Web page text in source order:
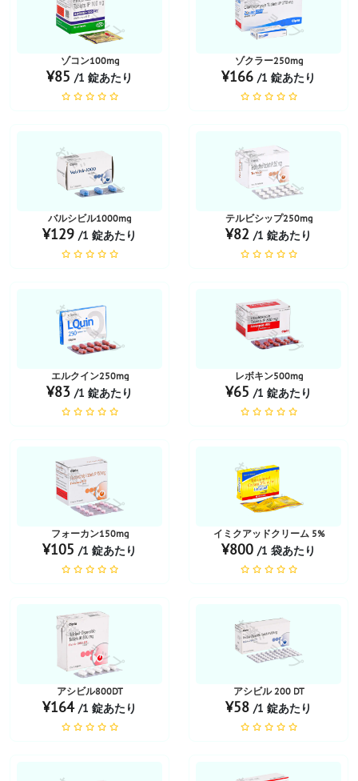
お薬ショップ
ゾコン100mg
¥85 /1 錠あたり
お薬ショップ
ゾクラー250mg
¥166 /1 錠あたり
お薬ショップ
バルシビル1000mg
¥129 /1 錠あたり
お薬ショップ
テルビシップ250mg
¥82 /1 錠あたり
お薬ショップ
エルクイン250mg
¥83 /1 錠あたり
お薬ショップ
レボキン500mg
¥65 /1 錠あたり
お薬ショップ
フォーカン150mg
¥105 /1 錠あたり
お薬ショップ
イミクアッドクリーム 5%
¥800 /1 袋あたり
お薬ショップ
アシビル800DT
¥164 /1 錠あたり
お薬ショップ
アシビル 200 DT
¥58 /1 錠あたり